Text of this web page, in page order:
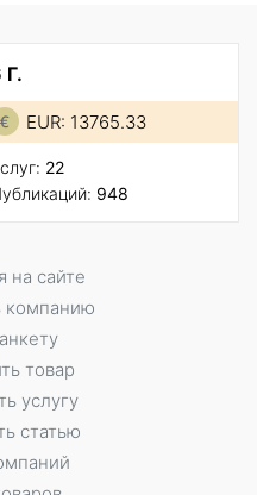
Г.
EUR: 13765.33
22
948
на сайте
компанию
товар
услугу
статью